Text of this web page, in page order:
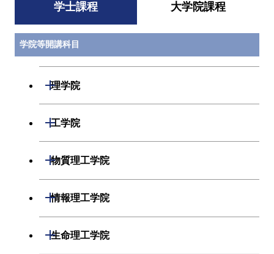
学士課程 大学院課程
学院等開講科目
理学院
開閉
化学系
初年次専門科目
工学院
開閉
機械系
電気電子系
物質理工学院
開閉
材料系
情報理工学院
開閉
数理・計算科学系
生命理工学院
開閉